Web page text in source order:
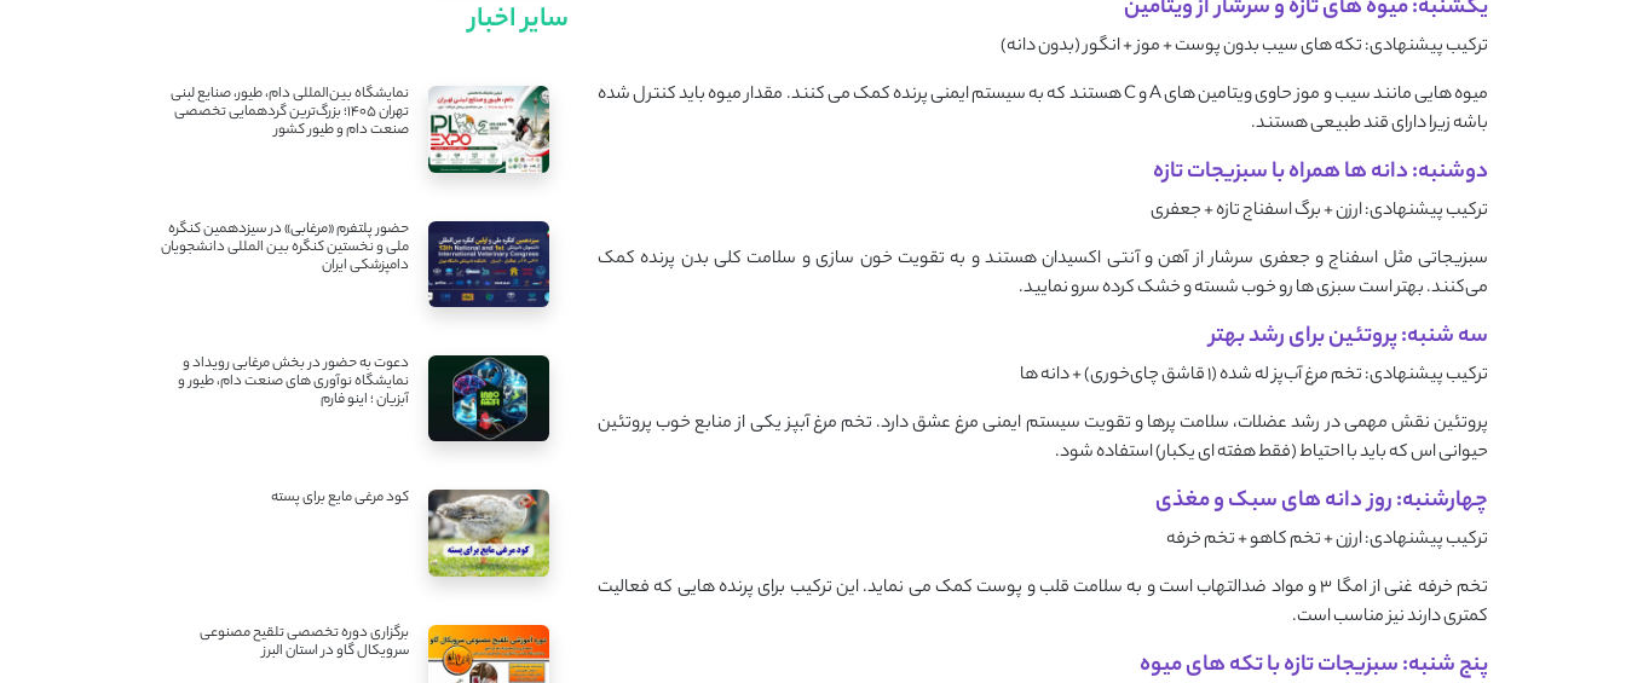
یکشنبه: میوه های تازه و سرشار از ویتامین
ترکیب پیشنهادی: تکه ‌های سیب بدون پوست + موز + انگور (بدون دانه)
میوه‌ هایی مانند سیب و موز حاوی ویتامین ‌های A و C هستند که به سیستم ایمنی پرنده کمک می ‌کنند. مقدار میوه باید کنترل‌ شده
باشه زیرا دارای قند طبیعی هستند.
دوشنبه: دانه‌ ها همراه با سبزیجات تازه
ترکیب پیشنهادی: ارزن + برگ اسفناج تازه + جعفری
سبزیجاتی مثل اسفناج و جعفری سرشار از آهن و آنتی ‌اکسیدان هستند و به تقویت خون ‌سازی و سلامت کلی بدن پرنده کمک
می‌کنند. بهتر است سبزی ‌ها رو خوب شسته و خشک کرده سرو نمایید.
سه‌ شنبه: پروتئین برای رشد بهتر
ترکیب پیشنهادی: تخم‌ مرغ آب‌پز له ‌شده (۱ قاشق چای‌خوری) + دانه ‌ها
پروتئین نقش مهمی در رشد عضلات، سلامت پرها و تقویت سیستم ایمنی مرغ عشق دارد. تخم‌ مرغ آبپز یکی از منابع خوب پروتئین
حیوانی اس که باید با احتیاط (فقط هفته ‌ای یکبار) استفاده شود.
چهارشنبه: روز دانه ‌های سبک و مغذی
ترکیب پیشنهادی: ارزن + تخم کاهو + تخم خرفه
تخم خرفه غنی از امگا ۳ و مواد ضدالتهاب است و به سلامت قلب و پوست کمک می نماید. این ترکیب برای پرنده‌ هایی که فعالیت
کمتری دارند نیز مناسب است.
پنج‌ شنبه: سبزیجات تازه با تکه‌ های میوه
سایر اخبار
نمایشگاه بین‌المللی دام، طیور، صنایع لبنی
تهران ۱۴۰۵؛ بزرگ‌ترین گردهمایی تخصصی
صنعت دام و طیور کشور
حضور پلتفرم «مرغابی» در سیزدهمین کنگره
ملی و نخستین کنگره بین ‌المللی دانشجویان
دامپزشکی ایران
دعوت به حضور در بخش مرغابی رویداد و
نمایشگاه نوآوری های صنعت دام، طیور و
آبزیان ؛ اینو فارم
کود مرغی مایع برای پسته
برگزاری دوره تخصصی تلقیح مصنوعی
سرویکال گاو در استان البرز